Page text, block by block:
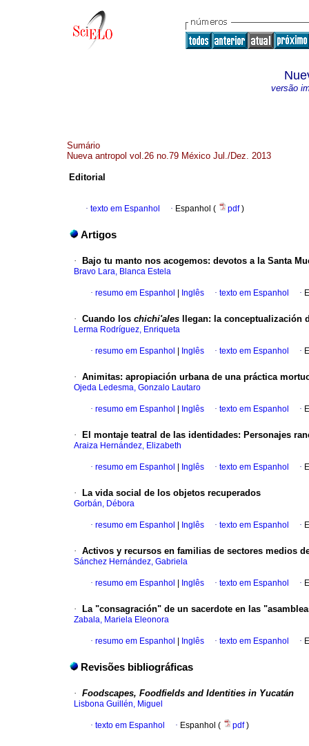
versão
Sumário
Nueva antropol vol.26 no.79 México Jul./Dez. 2013
Editorial
· texto em Espanhol · Espanhol ( pdf)
Artigos
· Bajo tu manto nos acogemos: devotos a la Santa
Bravo Lara, Blanca Estela
· resumo em Espanhol Inglês · texto em Espanhol ·
· Cuando los chichi'ales llegan: la conceptualización
Lerma Rodríguez, Enriqueta
· resumo em Espanhol Inglês · texto em Espanhol ·
· Animitas: apropiación urbana de una práctica
Ojeda Ledesma, Gonzalo Lautaro
· resumo em Espanhol Inglês · texto em Espanhol ·
· El montaje teatral de las identidades: Personajes
Araiza Hernández, Elizabeth
· resumo em Espanhol Inglês · texto em Espanhol ·
· La vida social de los objetos recuperados
Gorbán, Débora
· resumo em Espanhol Inglês · texto em Espanhol ·
· Activos y recursos en familias de sectores medios
Sánchez Hernández, Gabriela
· resumo em Espanhol Inglês · texto em Espanhol ·
· La "consagración" de un sacerdote en las
Zabala, Mariela Eleonora
· resumo em Espanhol Inglês · texto em Espanhol ·
Revisões bibliográficas
· Foodscapes, Foodfields and Identities in Yucatán
Lisbona Guillén, Miguel
· texto em Espanhol · Espanhol ( pdf)